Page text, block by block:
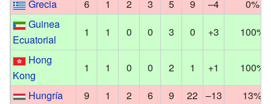
Grecia
6 1 2 3 5 9 –4
0%
Guinea
Ecuatorial
1 1 0 0 3 0 +3
100%
Hong
Kong
1 1 0 0 2 1 +1
100%
Hungría
9 1 2 6 9 22 –13
13%